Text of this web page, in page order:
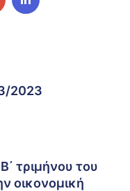
2023
τριμήνου του
οικονομική